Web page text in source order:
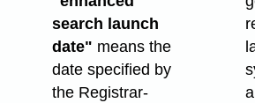
search launch
date" means the
date specified by
the Registrar-